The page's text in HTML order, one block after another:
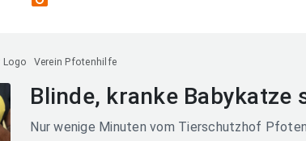
Verein Pfotenhilfe
Blinde, kranke Babykatze
Nur wenige Minuten vom Tierschutzhof